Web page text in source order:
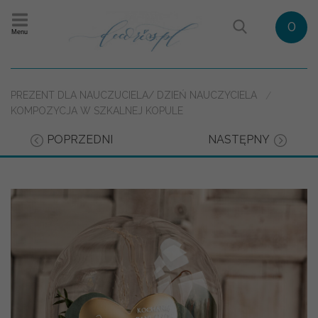
Menu 0
PREZENT DLA NAUCZUCIELA/ DZIEŃ NAUCZYCIELA
KOMPOZYCJA W SZKALNEJ KOPULE
POPRZEDNI NASTĘPNY